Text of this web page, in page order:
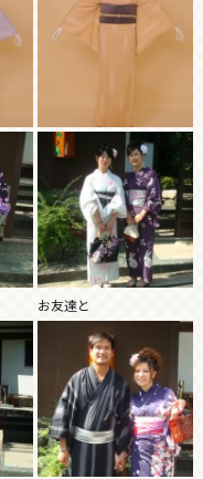
お友達と